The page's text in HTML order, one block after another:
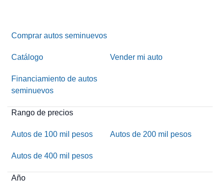
Comprar autos seminuevos
Catálogo Vender mi auto
Financiamiento de autos
seminuevos
Rango de precios
Autos de 100 mil pesos Autos de 200 mil pesos
Autos de 400 mil pesos
Año